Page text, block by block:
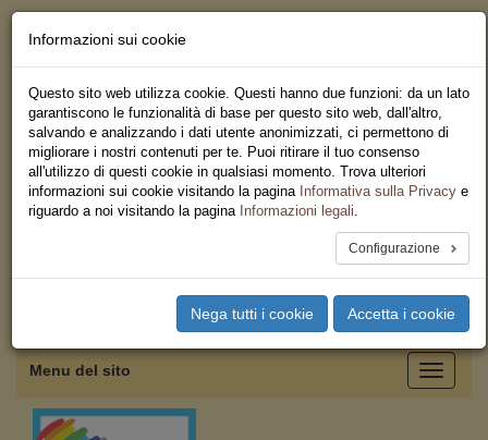
Servizi
Iscriviti
Ricerca
Area Stampa
Privacy
Federazione Regionale USB
Emilia Romagna
Toggle
Menu del sito
Informazioni sui cookie
Questo sito web utilizza cookie. Questi hanno due funzioni: da un lato
garantiscono le funzionalità di base per questo sito web, dall'altro,
salvando e analizzando i dati utente anonimizzati, ci permettono di
migliorare i nostri contenuti per te. Puoi ritirare il tuo consenso
all'utilizzo di questi cookie in qualsiasi momento. Trova ulteriori
informazioni sui cookie visitando la pagina Informativa sulla Privacy e
riguardo a noi visitando la pagina Informazioni legali.
Configurazione
Nega tutti i cookie Accetta i cookie